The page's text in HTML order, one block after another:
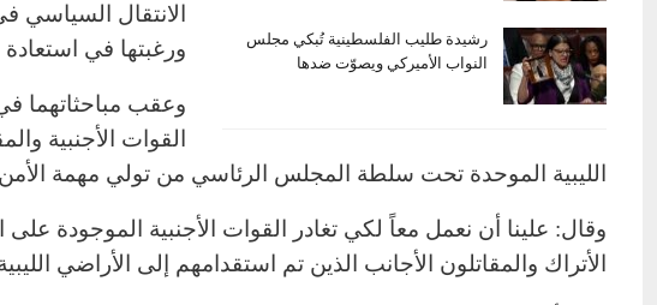
رشيدة طليب الفلسطينية تُبكي مجلس
النواب الأميركي ويصوّت ضدها
ورغبتها في استعادة
وعقب مباحثاتهما
القوات الأجنبية
الليبية الموحدة تحت سلطة المجلس الرئاسي من تولي مهمة الأمن
وقال: علينا أن نعمل معاً لكي تغادر القوات الأجنبية الموجودة
الأتراك والمقاتلون الأجانب الذين تم استقدامهم إلى الأراضي